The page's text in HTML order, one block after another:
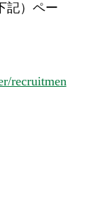
記）ペー
recruitmen